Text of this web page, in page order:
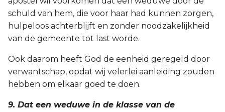
schuld van hem, die voor haar had kunnen zorgen,
hulpeloos achterblijft en zonder noodzakelijkheid
van de gemeente tot last worde.
Ook daarom heeft God de eenheid geregeld door
verwantschap, opdat wij velerlei aanleiding zouden
hebben om elkaar goed te doen.
9. Dat een weduwe in de klasse van de